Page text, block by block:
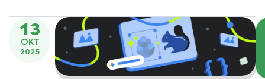
57%
13
OKT
2025